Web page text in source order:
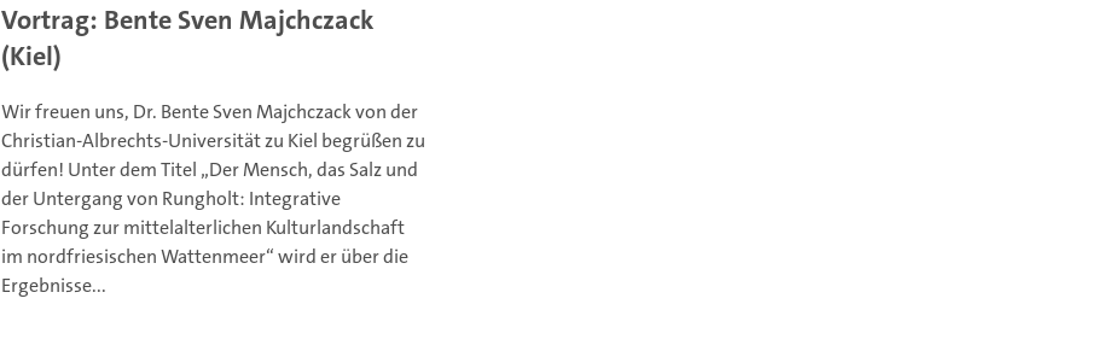
Vortrag: Bente Sven Majchczack
(Kiel)
Wir freuen uns, Dr. Bente Sven Majchczack von der
Christian-Albrechts-Universität zu Kiel begrüßen zu
dürfen! Unter dem Titel „Der Mensch, das Salz und
der Untergang von Rungholt: Integrative
Forschung zur mittelalterlichen Kulturlandschaft
im nordfriesischen Wattenmeer“ wird er über die
Ergebnisse...